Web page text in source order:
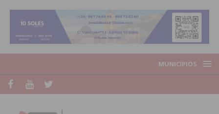
MUNICIPIOS